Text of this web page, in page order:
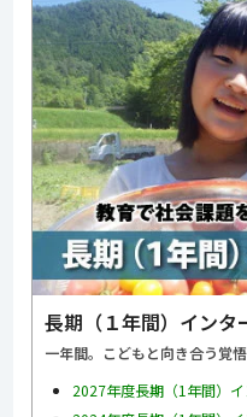
長期（１年間）インタ
一年間。こどもと向き合う覚
2027年度長期（1年間）